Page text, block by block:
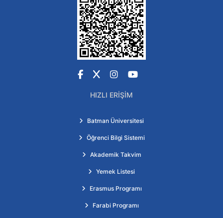
Facebook
X Instagram
YouTube
HIZLI ERIŞIM
Batman Üniversitesi
Öğrenci Bilgi Sistemi
Akademik Takvim
Yemek Listesi
Erasmus Programı
Farabi Programı